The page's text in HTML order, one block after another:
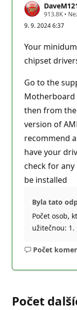
913.8K R
t
a
č
n
b
o
d
•
9. 9. 2024 6:37
Your
chipset
Go to the
Motherboard
then from
version of
recommend
have your
check for any
be installed
Byla tato
Počet osob,
užitečnou: 1.
Počet
Počet